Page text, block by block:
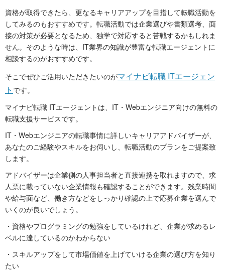
資格が取得できたら、更なるキャリアアップを目指して転職活動を
してみるのもおすすめです。転職活動では企業選びや書類選考、面
接の対策が必要となるため、独学で対応すると苦戦するかもしれま
せん。そのような時は、IT業界の知識が豊富な転職エージェントに
相談するのがおすすめです。
そこでぜひご活用いただきたいのがマイナビ転職 ITエージェン
ト です。
マイナビ転職 ITエージェントは、IT・Webエンジニア向けの無料の
転職⽀援サービスです。
IT・Webエンジニアの転職事情に詳しいキャリアアドバイザーが、
あなたのご経験やスキルをお伺いし、転職活動のプランをご提案致
します。
アドバイザーは企業側の人事担当者と直接連携を取れますので、求
人票に載っていない企業情報も確認することができます。残業時間
や給与面など、働き方などをしっかり確認の上で応募企業を選んで
いくのが良いでしょう。
・資格やプログラミングの勉強をしているけれど、企業が求めるレ
ベルに達しているのかわからない
・スキルアップをして市場価値を上げていける企業の選び方を知り
たい